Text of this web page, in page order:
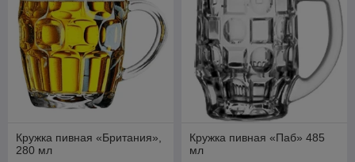
Кружка пивная «Британия»,
280 мл
Кружка пивная «Паб» 485
мл